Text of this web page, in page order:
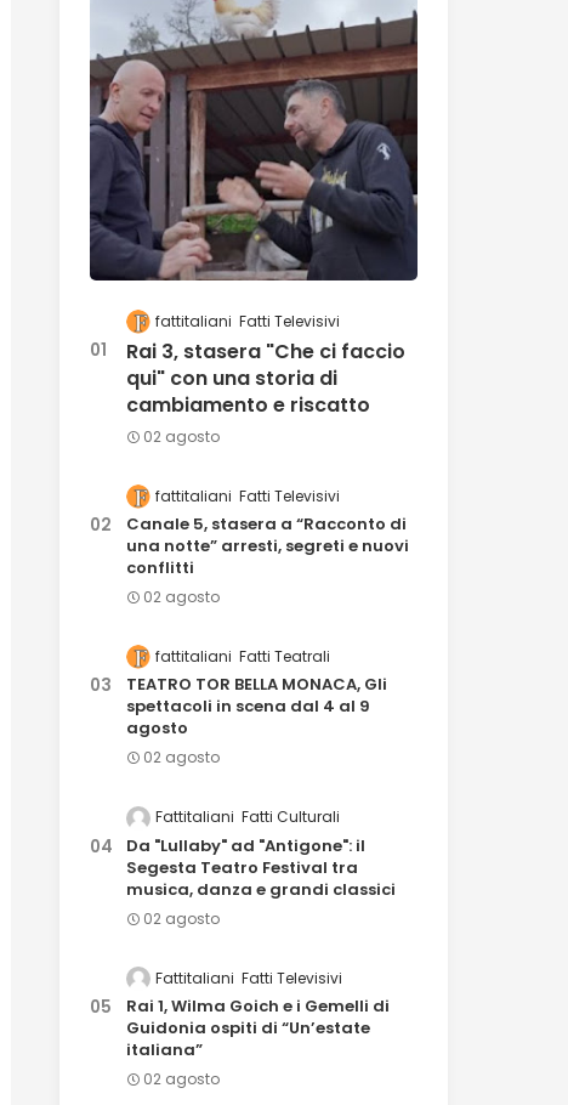
fattitaliani Fatti Televisivi
Rai 3, stasera "Che ci faccio
qui" con una storia di
cambiamento e riscatto
02 agosto
fattitaliani Fatti Televisivi
Canale 5, stasera a “Racconto di
una notte” arresti, segreti e nuovi
conflitti
02 agosto
fattitaliani Fatti Teatrali
TEATRO TOR BELLA MONACA, Gli
spettacoli in scena dal 4 al 9
agosto
02 agosto
Fattitaliani Fatti Culturali
Da "Lullaby" ad "Antigone": il
Segesta Teatro Festival tra
musica, danza e grandi classici
02 agosto
Fattitaliani Fatti Televisivi
Rai 1, Wilma Goich e i Gemelli di
Guidonia ospiti di “Un’estate
italiana”
02 agosto